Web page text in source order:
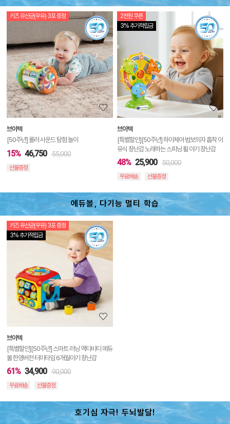
키즈 유산균(우유) 3포 증정
상
품
상
세
정
보
보
기
브이텍
[50주년] 롤러 사운드 탐험 놀이
15% 46,750 55,000
선물증정
3% 추가적립금
2천원 쿠폰
브이텍
[특별할인][50주년] 하이체어 범보의자 흡착 이
유식 장난감 노래하는 스피닝 휠 아기 장난감
48% 25,900 50,000
무료배송 선물증정
에듀볼, 다기능 멀티 학습
3% 추가적립금
키즈 유산균(우유) 3포 증정
상
보
기
브이텍
[특별할인][50주년] 스마트 러닝 액티비티 에듀
볼 한영버전 터미타임 6개월아기 장난감
61% 34,900 90,000
무료배송 선물증정
호기심 자극! 두뇌발달!